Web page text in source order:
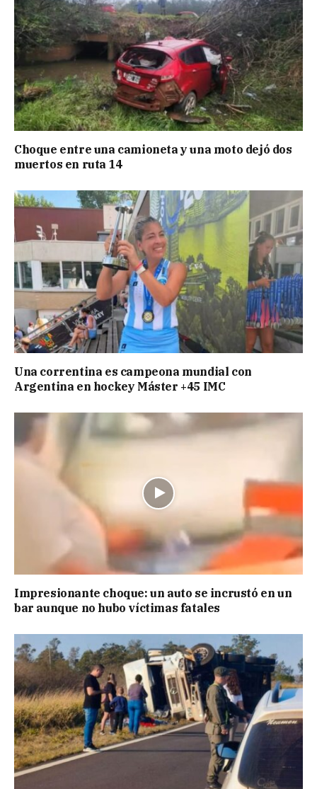
Choque entre una camioneta y una moto dejó dos
muertos en ruta 14
Una correntina es campeona mundial con
Argentina en hockey Máster +45 IMC
Impresionante choque: un auto se incrustó en un
bar aunque no hubo víctimas fatales